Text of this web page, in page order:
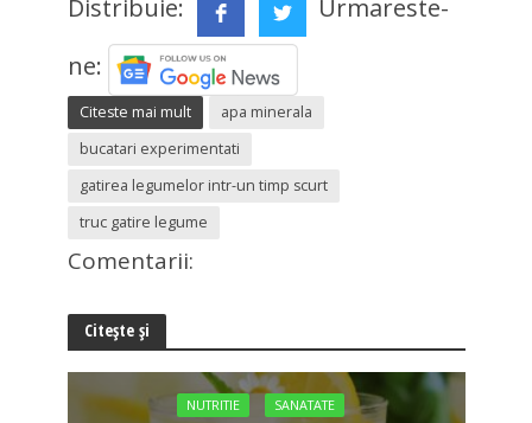
Distribuie:
Urmareste-
ne:
Citeste mai mult
apa minerala
bucatari experimentati
gatirea legumelor intr-un timp scurt
truc gatire legume
Comentarii:
Citește și
NUTRITIE SANATATE